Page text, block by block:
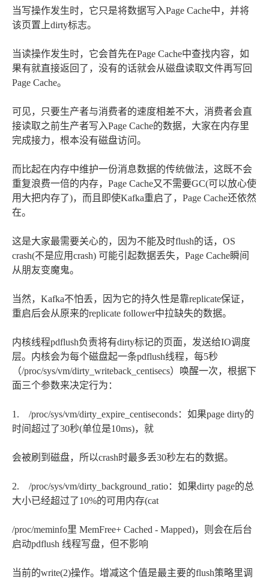
当写操作发生时，它只是将数据写入Page Cache中，并将
该页置上dirty标志。
当读操作发生时，它会首先在Page Cache中查找内容，如
果有就直接返回了，没有的话就会从磁盘读取文件再写回
Page Cache。
可见，只要生产者与消费者的速度相差不大，消费者会直
接读取之前生产者写入Page Cache的数据，大家在内存里
完成接力，根本没有磁盘访问。
而比起在内存中维护一份消息数据的传统做法，这既不会
重复浪费一倍的内存，Page Cache又不需要GC(可以放心使
用大把内存了)，而且即使Kafka重启了，Page Cache还依然
在。
这是大家最需要关心的，因为不能及时flush的话，OS
crash(不是应用crash) 可能引起数据丢失，Page Cache瞬间
从朋友变魔鬼。
当然，Kafka不怕丢，因为它的持久性是靠replicate保证，
重启后会从原来的replicate follower中拉缺失的数据。
内核线程pdflush负责将有dirty标记的页面，发送给IO调度
层。内核会为每个磁盘起一条pdflush线程，每5秒
（/proc/sys/vm/dirty_writeback_centisecs）唤醒一次，根据下
面三个参数来决定行为：
1. /proc/sys/vm/dirty_expire_centiseconds：如果page dirty的
时间超过了30秒(单位是10ms)，就
会被刷到磁盘，所以crash时最多丢30秒左右的数据。
2. /proc/sys/vm/dirty_background_ratio：如果dirty page的总
大小已经超过了10%的可用内存(cat
/proc/meminfo里 MemFree+ Cached - Mapped)，则会在后台
启动pdflush 线程写盘，但不影响
当前的write(2)操作。增减这个值是最主要的flush策略里调